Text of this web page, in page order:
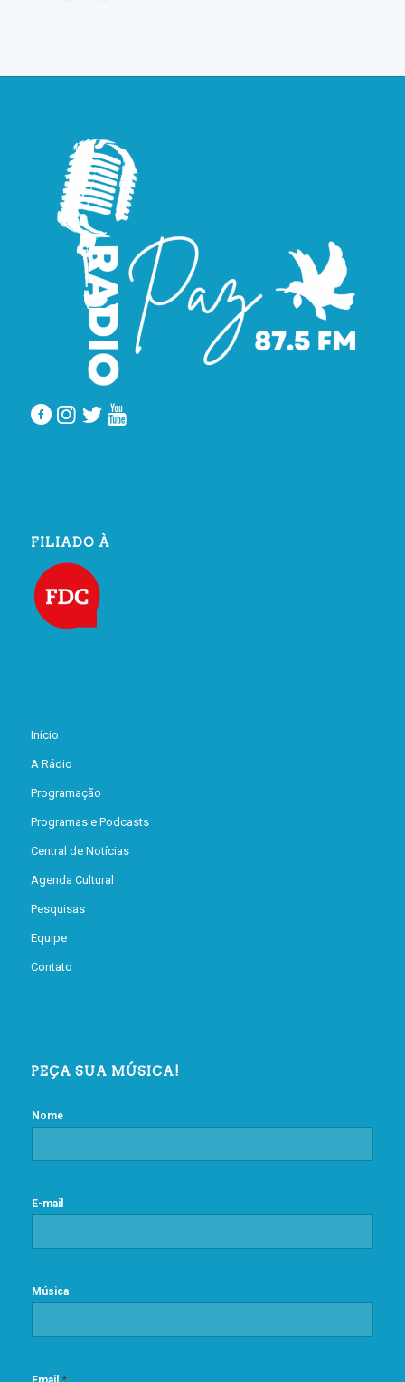
FILIADO À
Início
A Rádio
Programação
Programas e Podcasts
Central de Notícias
Agenda Cultural
Pesquisas
Equipe
Contato
PEÇA SUA MÚSICA!
Nome
E-mail
Música